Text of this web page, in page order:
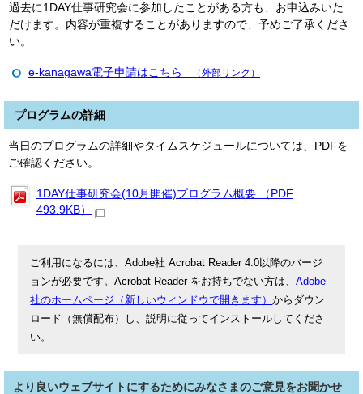
過去に1DAY仕事研究会に参加したことがある方も、お申込みいた
だけます。内容が重複することがありますので、予めご了承くださ
い。
e-kanagawa電子申請はこちら （外部リンク）
プログラムの詳細
当日のプログラムの詳細やタイムスケジュールについては、PDFを
ご確認ください。
1DAY仕事研究会(10月開催)プログラム概要 （PDF
493.9KB）
ご利用になるには、Adobe社 Acrobat Reader 4.0以降のバージ
ョンが必要です。Acrobat Reader をお持ちでない方は、Adobe
社のホームページ（新しいウィンドウで開きます）からダウン
ロード（無償配布）し、説明に従ってインストールしてくださ
い。
より良いウェブサイトにするためにみなさまのご意見をお聞かせ